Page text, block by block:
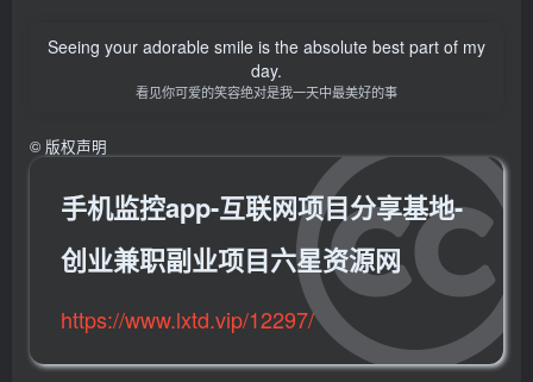
Seeing your adorable smile is the absolute best part of my
day.
看见你可爱的笑容绝对是我一天中最美好的事
© 版权声明
手机监控app-互联网项目分享基地-
创业兼职副业项目六星资源网
https://www.lxtd.vip/12297/